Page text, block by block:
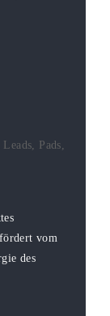
Pads,
vom
des